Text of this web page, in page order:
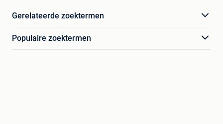
Gerelateerde zoektermen
Populaire zoektermen